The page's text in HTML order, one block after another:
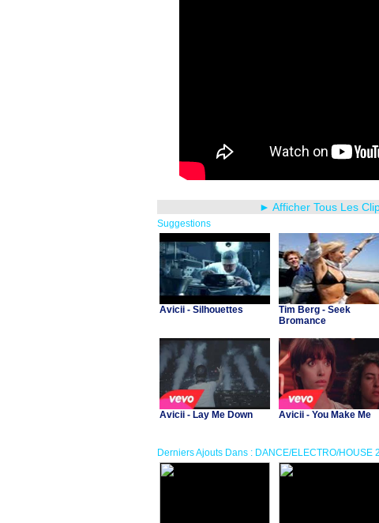
► Afficher Tous Les
Suggestions
Avicii - Silhouettes
Tim Berg - Seek
Bromance
Avicii - Lay Me Down Avicii - You Make Me
Derniers Ajouts Dans : DANCE/ELECTRO/HOUSE